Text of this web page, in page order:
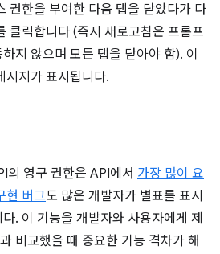
권한을 부여한 다음 탭을 닫았다가 다
클릭합니다 (즉시 새로고침은 프롬프
지 않으며 모든 탭을 닫아야 함). 이
시지가 표시됩니다.
영구 권한은 API에서 가장 많이 요
현 버그도 많은 개발자가 별표를 표시
. 이 기능을 개발자와 사용자에게 제
비교했을 때 중요한 기능 격차가 해